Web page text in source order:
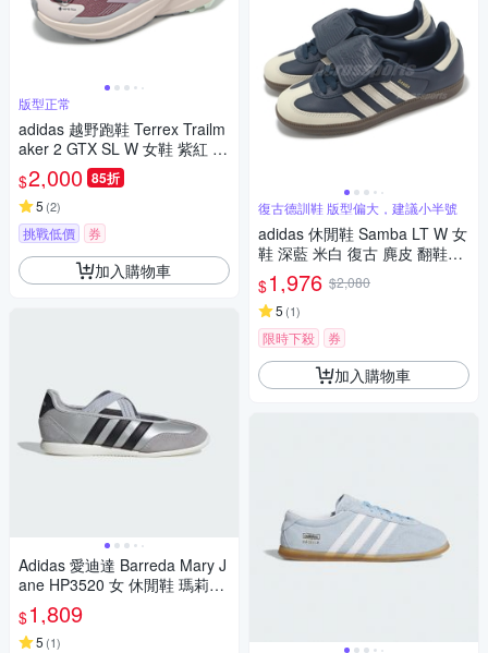
版型正常
adidas 越野跑鞋 Terrex Trailm
aker 2 GTX SL W 女鞋 紫紅 防
水 機能 愛迪達 JP5242
$2,000 85折
5 (2)
挑戰低價 券
加入購物車
Adidas 愛迪達 Barreda Mary J
ane HP3520 女 休閒鞋 瑪莉珍
鞋 舒適 銀 黑
$1,809
5 (1)
復古德訓鞋 版型偏大，建議小半號
adidas 休閒鞋 Samba LT W 女
鞋 深藍 米白 復古 麂皮 翻鞋舌
德訓鞋 愛迪達 JH5705
$1,976 $2,080
5 (1)
限時下殺 券
加入購物車